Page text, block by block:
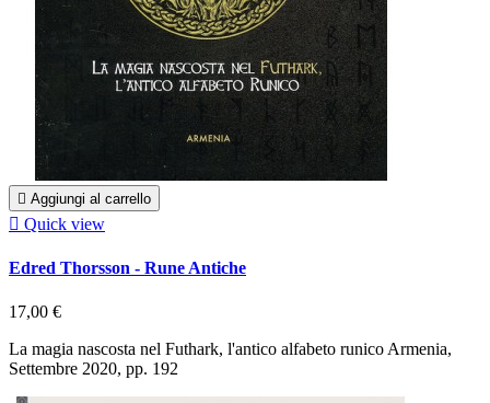
 Aggiungi al carrello
 Quick view
Edred Thorsson - Rune Antiche
17,00 €
La magia nascosta nel Futhark, l'antico alfabeto runico Armenia,
Settembre 2020, pp. 192